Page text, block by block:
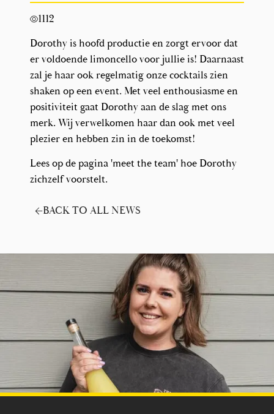
1112
Dorothy is hoofd productie en zorgt ervoor dat
er voldoende limoncello voor jullie is! Daarnaast
zal je haar ook regelmatig onze cocktails zien
shaken op een event. Met veel enthousiasme en
positiviteit gaat Dorothy aan de slag met ons
merk. Wij verwelkomen haar dan ook met veel
plezier en hebben zin in de toekomst!
Lees op de pagina 'meet the team' hoe Dorothy
zichzelf voorstelt.
BACK TO ALL NEWS